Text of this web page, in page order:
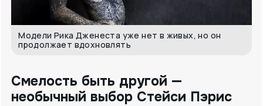
Модели Рика Дженеста уже нет в живых, но он
продолжает вдохновлять
Смелость быть другой —
необычный выбор Стейси Пэрис